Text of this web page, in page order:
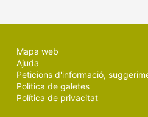
Mapa web
Ajuda
Peticions d'informació,
Política de galetes
Política de privacitat